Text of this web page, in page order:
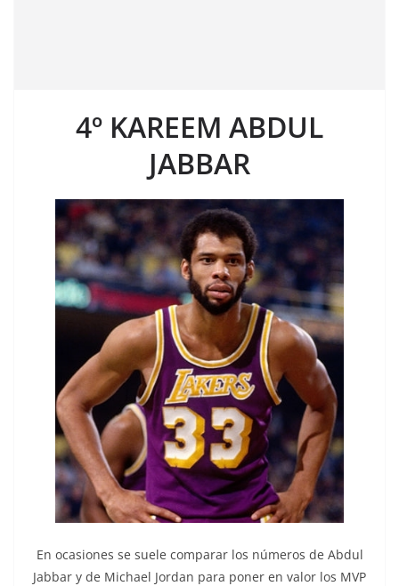
4º KAREEM ABDUL
JABBAR
En ocasiones se suele comparar los números de Abdul
Jabbar y de Michael Jordan para poner en valor los MVP